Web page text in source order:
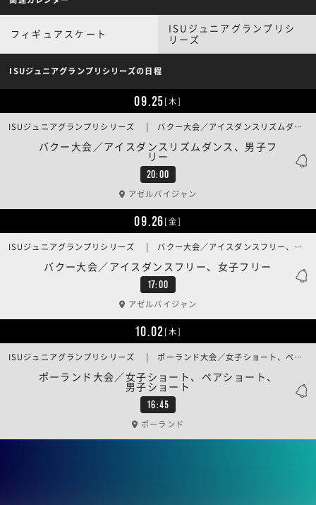
フィギュアスケート
ISUジュニアグランプリシ
リーズ
ISUジュニアグランプリシリーズの日程
09.25[木]
20:00
バクー大会／アイスダンスリズムダンス、男子フ
リー
ISUジュニアグランプリシリーズ | バクー大会／アイスダンスリズムダンス、男子フリー
アゼルバイジャン
09.26[金]
17:00
バクー大会／アイスダンスフリー、女子フリー
ISUジュニアグランプリシリーズ | バクー大会／アイスダンスフリー、女子フリー
アゼルバイジャン
10.02[木]
16:45
ポーランド大会／女子ショート、ペアショート、
男子ショート
ISUジュニアグランプリシリーズ | ポーランド大会／女子ショート、ペアショート、男子ショート
ポーランド